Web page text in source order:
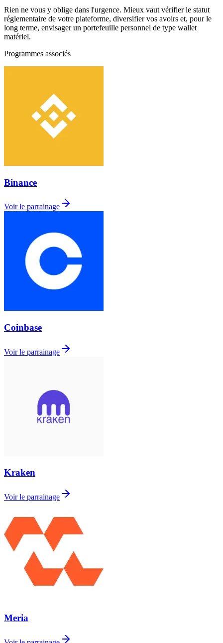
Rien ne vous y oblige dans l'urgence. Mieux vaut vérifier le statut
réglementaire de votre plateforme, diversifier vos avoirs et, pour le
long terme, envisager un portefeuille personnel de type wallet
matériel.
Programmes associés
Binance
Voir le parrainage
Coinbase
Voir le parrainage
Kraken
Voir le parrainage
Meria